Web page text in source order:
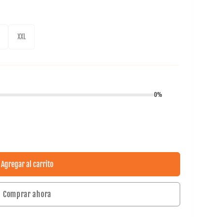
XXL
0%
Agregar al carrito
Comprar ahora